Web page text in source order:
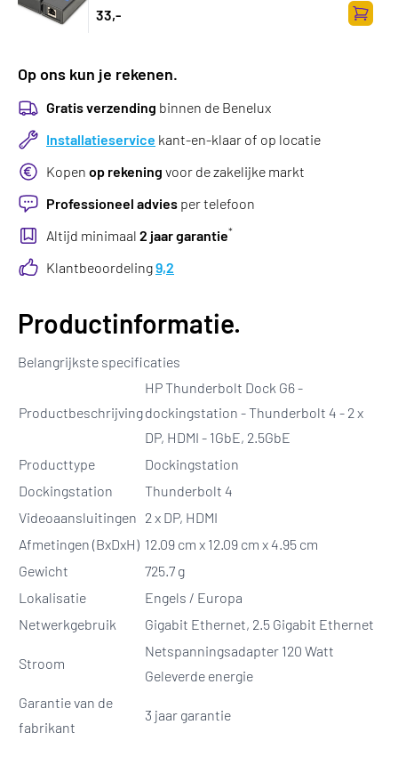
case
33,-
Zum
Op ons kun je rekenen.
Gratis verzending binnen de Benelux
Installatieservice kant-en-klaar of op locatie
Kopen op rekening voor de zakelijke markt
Professioneel advies per telefoon
Altijd minimaal 2 jaar garantie*
Klantbeoordeling9,2
Productinformatie.
Belangrijkste specificaties
Productbeschrijving
HP Thunderbolt Dock G6 -
dockingstation - Thunderbolt 4 - 2 x
DP, HDMI - 1GbE, 2.5GbE
Producttype
Dockingstation
Dockingstation
Thunderbolt 4
Videoaansluitingen 2 x DP, HDMI
Afmetingen (BxDxH) 12.09 cm x 12.09 cm x 4.95 cm
Gewicht
725.7 g
Lokalisatie
Engels / Europa
Netwerkgebruik
Gigabit Ethernet, 2.5 Gigabit Ethernet
Stroom
Netspanningsadapter 120 Watt
Geleverde energie
Garantie van de
fabrikant
3 jaar garantie